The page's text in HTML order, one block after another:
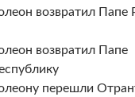
возвратил Папе
возвратил Папе
перешли